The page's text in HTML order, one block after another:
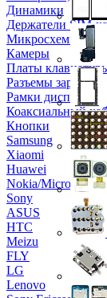
Динамики
Держатели SIM-
Микросхемы
Камеры
Платы
Разъемы зарядки
Рамки дисплея
Коаксиальный
Кнопки
Samsung
Xiaomi
Huawei
Nokia/Microsoft
Sony
ASUS
HTC
Meizu
FLY
LG
Lenovo